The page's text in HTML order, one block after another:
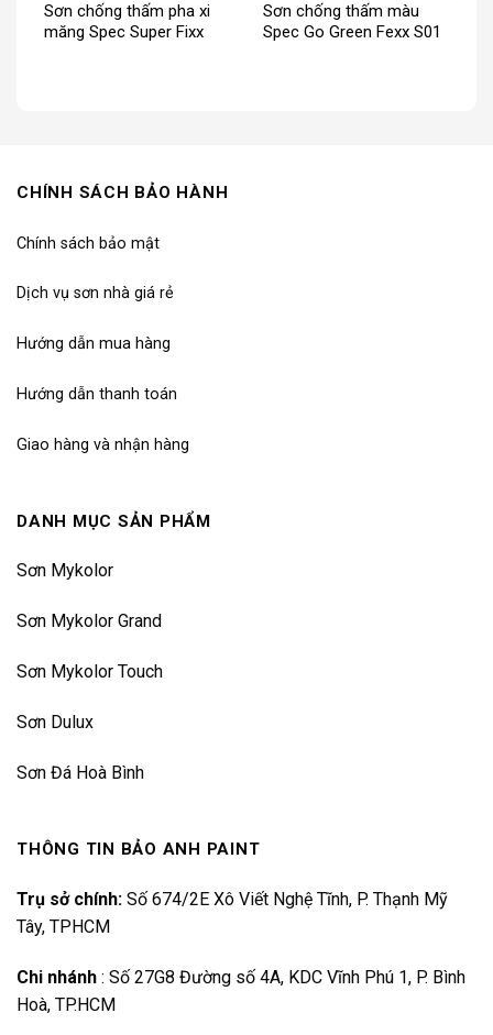
Sơn chống thấm pha xi
măng Spec Super Fixx
Sơn chống thấm màu
Spec Go Green Fexx S01
CHÍNH SÁCH BẢO HÀNH
Chính sách bảo mật
Dịch vụ sơn nhà giá rẻ
Hướng dẫn mua hàng
Hướng dẫn thanh toán
Giao hàng và nhận hàng
DANH MỤC SẢN PHẨM
Sơn Mykolor
Sơn Mykolor Grand
Sơn Mykolor Touch
Sơn Dulux
Sơn Đá Hoà Bình
THÔNG TIN BẢO ANH PAINT
Trụ sở chính: Số 674/2E Xô Viết Nghệ Tĩnh, P. Thạnh Mỹ
Tây, TPHCM
Chi nhánh : Số 27G8 Đường số 4A, KDC Vĩnh Phú 1, P. Bình
Hoà, TP.HCM